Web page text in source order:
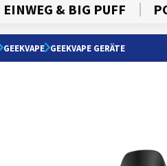
EINWEG & BIG PUFF
GEEKVAPE GEEKVAPE GERÄTE